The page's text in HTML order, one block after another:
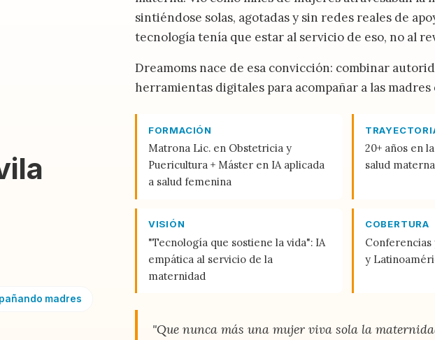
madres
sintiéndose solas, agotadas y sin redes reales de
tecnología tenía que estar al servicio de eso, no al
Dreamoms nace de esa convicción: combinar
herramientas digitales para acompañar a las madres
FORMACIÓN
Matrona Lic. en Obstetricia y
Puericultura + Máster en IA aplicada
a salud femenina
20+ años en
salud materna
VISIÓN
"Tecnología que sostiene la vida": IA
empática al servicio de la
maternidad
COBERTURA
Conferencias
y
"Que nunca más una mujer viva sola la